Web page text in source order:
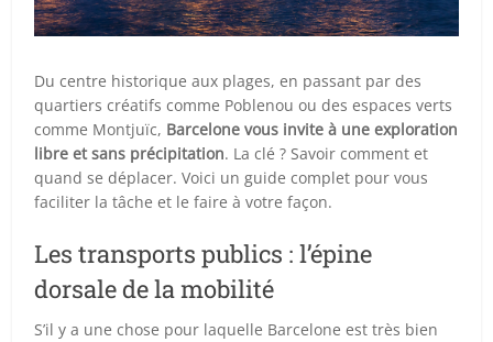
Du centre historique aux plages, en passant par des
quartiers créatifs comme Poblenou ou des espaces verts
comme Montjuïc, Barcelone vous invite à une exploration
libre et sans précipitation. La clé ? Savoir comment et
quand se déplacer. Voici un guide complet pour vous
faciliter la tâche et le faire à votre façon.
Les transports publics : l’épine
dorsale de la mobilité
S’il y a une chose pour laquelle Barcelone est très bien